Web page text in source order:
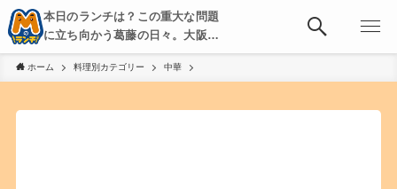
本日のランチは？この重大な問題
に立ち向かう葛藤の日々。大阪・
京都・神戸を中心とした食べ歩
き、飲み歩きを綴る。
ホーム 料理別カテゴリー 中華